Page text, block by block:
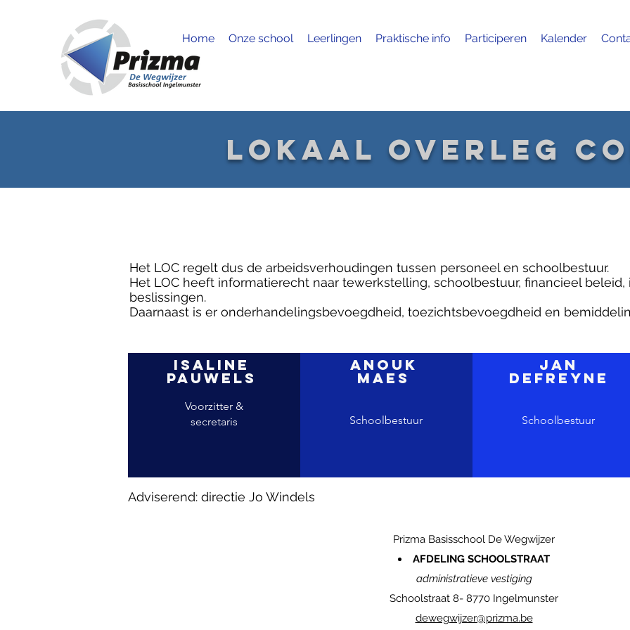
Home Onze school Leerlingen Praktische info Participeren Kalender
lokaal overleg
Het LOC regelt dus de arbeidsverhoudingen tussen personeel en schoolbestuur.
Het LOC heeft informatierecht naar tewerkstelling, schoolbestuur, financieel
beslissingen.
Daarnaast is er onderhandelingsbevoegdheid, toezichtsbevoegdheid en
isaline
pauwels
Voorzitter &
secretaris
Anouk
Maes
Schoolbestuur
Jan
Defreyne
Schoolbestuur
Martine
messely
Adviserend: directie Jo Windels
Prizma Basisschool De Wegwijzer
AFDELING SCHOOLSTRAAT
administratieve vestiging
Schoolstraat 8- 8770 Ingelmunster
dewegwijzer@prizma.be